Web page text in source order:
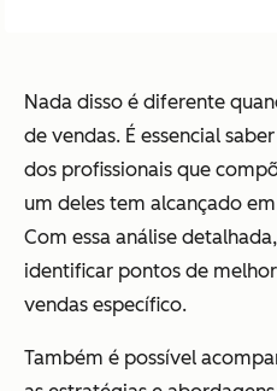
Nada disso é diferente
de vendas. É essencial
dos profissionais que
um deles tem alcançado
Com essa análise
identificar pontos de
vendas específico.
Também é possível